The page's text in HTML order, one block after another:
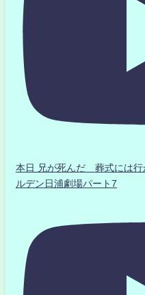
本日 兄が死んだ 葬式には
ルデン日浦劇場パート7